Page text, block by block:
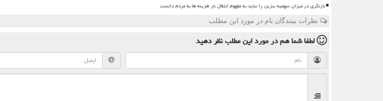
بازنگری در میزان سهمیه بنزین را نباید به مفهوم انتقال بار هزینه ها به مردم دانست
نظرات بینندگان نام در مورد این مطلب
لطفا شما همدر مورد این مطلبنظر دهید